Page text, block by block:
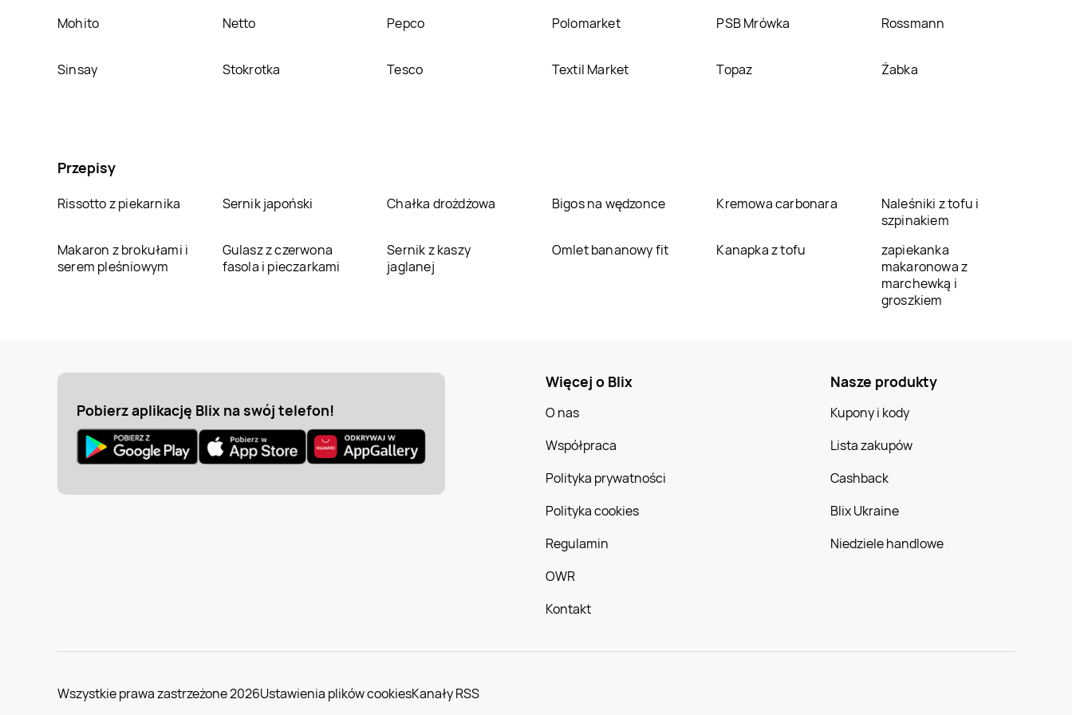
Mohito Netto Pepco Polomarket PSB Mrówka Rossmann
Sinsay Stokrotka Tesco Textil Market Topaz Żabka
Przepisy
Rissotto z piekarnika Sernik japoński Chałka drożdżowa Bigos na wędzonce Kremowa carbonara
Naleśniki z tofu i
szpinakiem
Makaron z brokułami i
serem pleśniowym
Gulasz z czerwona
fasola i pieczarkami
Sernik z kaszy
jaglanej
Omlet bananowy fit Kanapka z tofu
zapiekanka
makaronowa z
marchewką i
groszkiem
Pobierz aplikację Blix na swój telefon!
Więcej o Blix
O nas
Współpraca
Polityka prywatności
Polityka cookies
Regulamin
OWR
Kontakt
Nasze produkty
Kupony i kody
Lista zakupów
Cashback
Blix Ukraine
Niedziele handlowe
Wszystkie prawa zastrzeżone 2026Ustawienia plików cookiesKanały RSS